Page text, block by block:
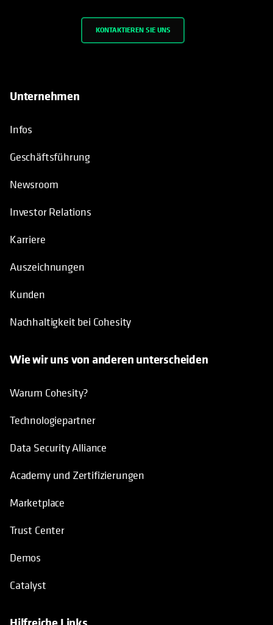
KONTAKTIEREN SIE UNS
Unternehmen
Infos
Geschäftsführung
Newsroom
Investor Relations
Karriere
Auszeichnungen
Kunden
Nachhaltigkeit bei Cohesity
Wie wir uns von anderen unterscheiden
Warum Cohesity?
Technologiepartner
Data Security Alliance
Academy und Zertifizierungen
Marketplace
Trust Center
Demos
Catalyst